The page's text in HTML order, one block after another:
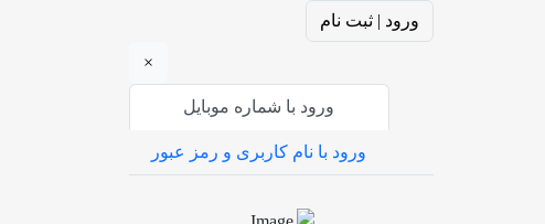
ورود | ثبت نام
×
ورود با شماره موبایل
ورود با نام کاربری و رمز عبور